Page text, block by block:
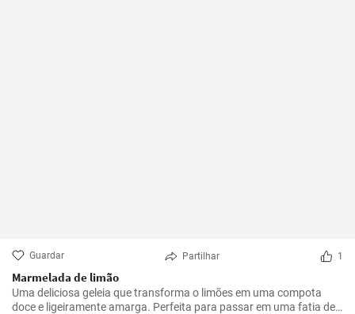
Guardar Partilhar 1
Marmelada de limão
Uma deliciosa geleia que transforma o limões em uma compota
doce e ligeiramente amarga. Perfeita para passar em uma fatia de